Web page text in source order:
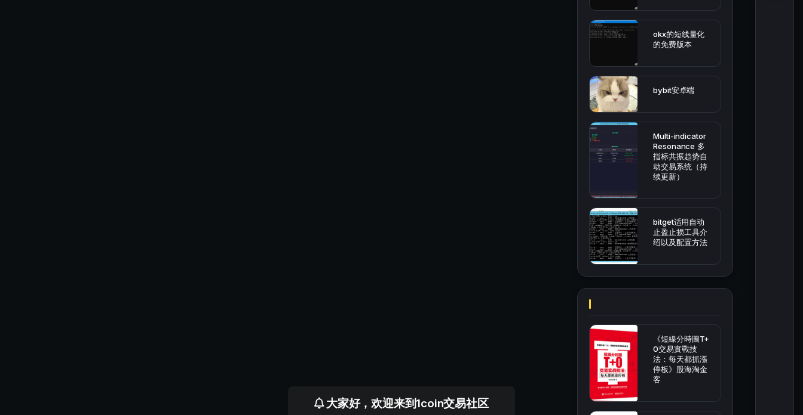
okx的短线量化
的免费版本
bybit安卓端
Multi-indicator
Resonance 多
指标共振趋势自
动交易系统（持
续更新）
bitget适用自动
止盈止损工具介
绍以及配置方法
《短線分時圖T+
0交易實戰技
法：每天都抓漲
停板》股海淘金
客
大家好，欢迎来到1coin交易社区